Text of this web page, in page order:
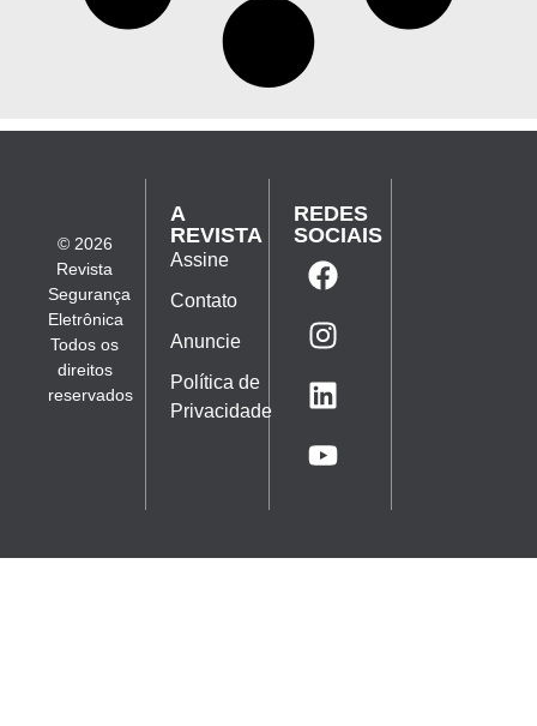
© 2026
Revista
Segurança
Eletrônica
Todos os
direitos
reservados
A
REVISTA
Assine
Contato
Anuncie
Política de
Privacidade
REDES
SOCIAIS